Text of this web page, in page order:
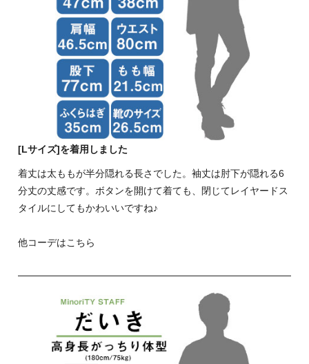
[Lサイズ]を着用しました
着丈は太ももが半分隠れる長さでした。袖丈は肘下が隠れる6
分丈の丈感です。ボタンを開けて着ても、閉じてレイヤードス
タイルにしてもかわいいですね♪
他コーデはこちら